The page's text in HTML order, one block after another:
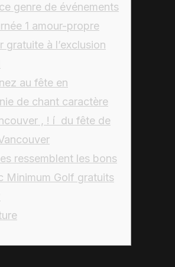
genre de événements
1 amour-propre
gratuite à l’exclusion
au fête en
de chant caractère
, ! í du fête de
ressemblent les bons
Minimum Golf gratuits